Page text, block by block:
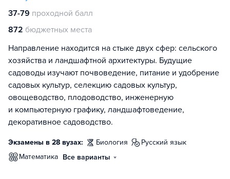
37-79 проходной балл
872 бюджетных места
Направление находится на стыке двух сфер: сельского
хозяйства и ландшафтной архитектуры. Будущие
садоводы изучают почвоведение, питание и удобрение
садовых культур, селекцию садовых культур,
овощеводство, плодоводство, инженерную
и компьютерную графику, ландшафтоведение,
декоративное садоводство.
Экзамены в 28 вузах: биология
русский язык
математика Все варианты